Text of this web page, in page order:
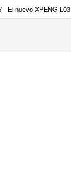
El nuevo XPENG L03